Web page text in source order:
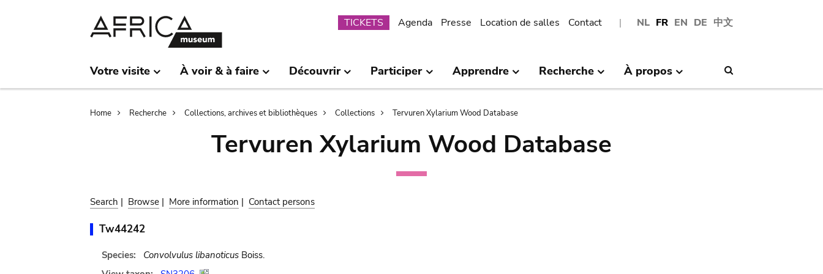
NL FR EN DE 中文
Submenu
TICKETS Agenda Presse Location de salles Contact
Votre visite À voir & à faire Découvrir Participer Apprendre Recherche À propos
Breadcrumb
Home Recherche Collections, archives et bibliothèques Collections Tervuren Xylarium Wood Database
Tervuren Xylarium Wood Database
Search | Browse | More information | Contact persons
Tw44242
Species: Convolvulus libanoticusBoiss.